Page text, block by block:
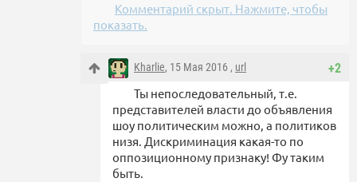
Комментарий скрыт. Нажмите, чтобы
показать.
+2
Kharlie, 15 Мая 2016 , url
Ты непоследовательный, т.е.
представителей власти до объявления
шоу политическим можно, а политиков
низя. Дискриминация какая-то по
оппозиционному признаку! Фу таким
быть.